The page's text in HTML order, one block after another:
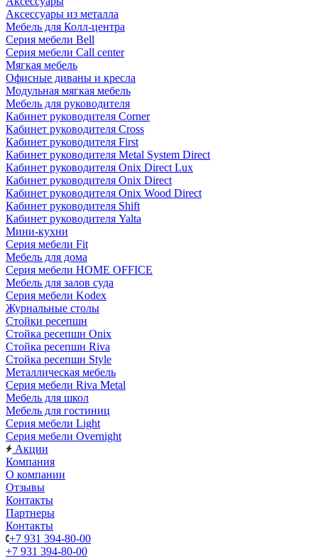
Аксессуары из металла
Мебель для Колл-центра
Серия мебели Bell
Серия мебели Call center
Мягкая мебель
Офисные диваны и кресла
Модульная мягкая мебель
Мебель для руководителя
Кабинет руководителя Corner
Кабинет руководителя Cross
Кабинет руководителя First
Кабинет руководителя Metal System Direct
Кабинет руководителя Onix Direct Lux
Кабинет руководителя Onix Direct
Кабинет руководителя Onix Wood Direct
Кабинет руководителя Shift
Кабинет руководителя Yalta
Мини-кухни
Серия мебели Fit
Мебель для дома
Серия мебели HOME OFFICE
Мебель для залов суда
Серия мебели Kodex
Журнальные столы
Стойки ресепшн
Стойка ресепшн Onix
Стойка ресепшн Riva
Стойка ресепшн Style
Металлическая мебель
Серия мебели Riva Metal
Мебель для школ
Мебель для гостиниц
Серия мебели Light
Серия мебели Overnight
Акции
Компания
О компании
Отзывы
Контакты
Партнеры
Контакты
+7 931 394-80-00
+7 931 394-80-00